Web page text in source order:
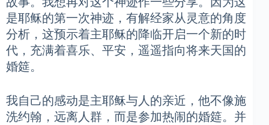
是耶稣的第一次神迹，有解经家从灵意的角度
分析，这预示着主耶稣的降临开启一个新的时
代，充满着喜乐、平安，遥遥指向将来天国的
婚筵。
我自己的感动是主耶稣与人的亲近，他不像施
洗约翰，远离人群，而是参加热闹的婚筵。并